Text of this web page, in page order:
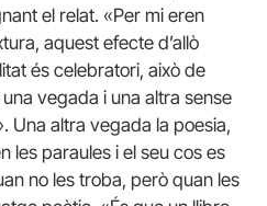
el relat. «Per mi eren
aquest efecte d’allò
és celebratori, això de
vegada i una altra sense
Una altra vegada la poesia,
les paraules i el seu cos es
no les troba, però quan les